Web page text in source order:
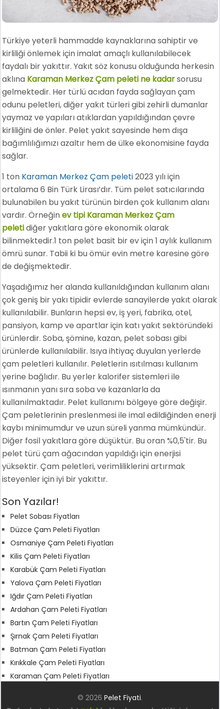
Türkiye yeterli hammadde kaynaklarına sahiptir ve
kirliliği önlemek için imalat amaçlı kullanılabilecek
faydalı bir yakıttır. Yakıt söz konusu olduğunda herkesin
aklına Karaman Merkez Çam peleti ne kadarsorusu
gelmektedir. Her türlü acıdan fayda sağlayan çam
odunu peletleri, diğer yakıt türleri gibi zehirli dumanlar
yaymaz ve yapıları atıklardan yapıldığından çevre
kirliliğini de önler. Pelet yakıt sayesinde hem dışa
bağımlılığımızı azaltır hem de ülke ekonomisine fayda
sağlar.
1 ton Karaman Merkez Çam peleti2023 yılı için
ortalama 6 Bin Türk Lirası’dır. Tüm pelet satıcılarında
bulunabilen bu yakıt türünün birden çok kullanım alanı
vardır. Örneğinev tipi Karaman Merkez Çam
peletidiğer yakıtlara göre ekonomik olarak
bilinmektedir.1 ton pelet basit bir ev için 1 aylık kullanım
ömrü sunar. Tabii ki bu ömür evin metre karesine göre
de değişmektedir.
Yaşadığımız her alanda kullanıldığından kullanım alanı
çok geniş bir yakı tipidir evlerde sanayilerde yakıt olarak
kullanılabilir. Bunların hepsi ev, iş yeri, fabrika, otel,
pansiyon, kamp ve apartlar için katı yakıt sektöründeki
ürünlerdir. Soba, şömine, kazan, pelet sobası gibi
ürünlerde kullanılabilir. Isıya ihtiyaç duyulan yerlerde
çam peletleri kullanılır. Peletlerin ısıtılması kullanım
yerine bağlıdır. Bu yerler kalorifer sistemleri ile
ısınmanın yanı sıra soba ve kazanlarla da
kullanılmaktadır. Pelet kullanımı bölgeye göre değişir.
Çam peletlerinin preslenmesi ile imal edildiğinden enerji
kaybı minimumdur ve uzun süreli yanma mümkündür.
Diğer fosil yakıtlara göre düşüktür. Bu oran %0,5'tir. Bu
pelet türü çam ağacından yapıldığı için enerjisi
yüksektir. Çam peletleri, verimliliklerini artırmak
isteyenler için iyi bir yakıttır.
Son Yazılar!
Pelet Sobası Fiyatları
Düzce Çam Peleti Fiyatları
Osmaniye Çam Peleti Fiyatları
Kilis Çam Peleti Fiyatları
Karabük Çam Peleti Fiyatları
Yalova Çam Peleti Fiyatları
Iğdır Çam Peleti Fiyatları
Ardahan Çam Peleti Fiyatları
Bartın Çam Peleti Fiyatları
Şırnak Çam Peleti Fiyatları
Batman Çam Peleti Fiyatları
Kırıkkale Çam Peleti Fiyatları
Karaman Çam Peleti Fiyatları
© 2026 Pelet Fiyati.